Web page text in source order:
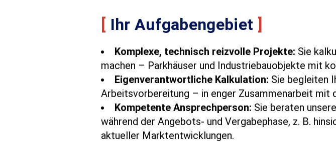
[ Ihr Aufgabengebiet ]
Komplexe, technisch reizvolle Projekte: Sie
machen – Parkhäuser und Industriebauobjekte mit
Eigenverantwortliche Kalkulation: Sie begleiten
Arbeitsvorbereitung – in enger Zusammenarbeit mit
Kompetente Ansprechperson: Sie beraten
während der Angebots- und Vergabephase, z. B.
aktueller Marktentwicklungen.